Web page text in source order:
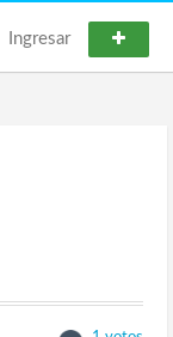
Ingresar